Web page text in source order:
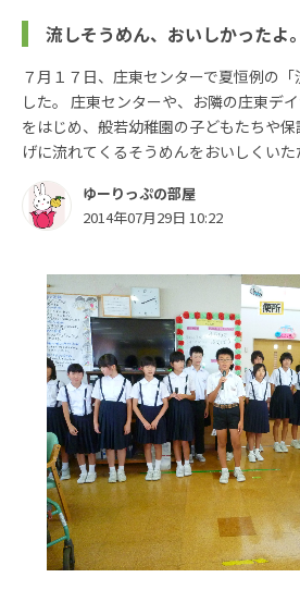
流しそうめん、おいしかったよ。
７月１７日、庄東センターで夏恒例の
した。 庄東センターや、お隣の庄東デ
をはじめ、般若幼稚園の子どもたちや
げに流れてくるそうめんをおいしくいた
ゆーりっぷの部屋
2014年07月29日 10:22